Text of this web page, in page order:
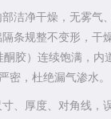
洁净干燥，无雾气
条规整不变形，干
胶）连续饱满，内
密，杜绝漏气渗水。
、厚度、对角线，